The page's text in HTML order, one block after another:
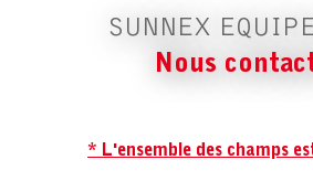
SUNNEX
Nous
* L'ensemble des champs